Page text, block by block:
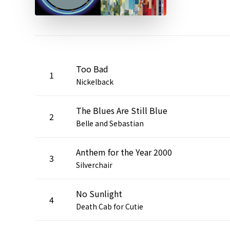
1 Too Bad
Nickelback
2 The Blues Are Still Blue
Belle and Sebastian
3 Anthem for the Year 2000
Silverchair
4 No Sunlight
Death Cab for Cutie